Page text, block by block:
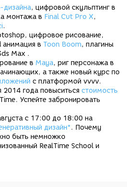
дизайна, цифровой скульптинг в
монтажа в Final Cut Pro X,
.
цифровое рисование,
анимация в Toon Boom, плагины
Max .
в Maya, риг персонажа в
а также новый курс по
с платформой vvvv.
года повыситься стоимость
Успейте забронировать
с 17:00 до 18:00 на
дизайн". Почему
быть немножко
RealTime School и